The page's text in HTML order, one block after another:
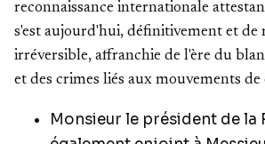
reconnaissance internationale
s'est aujourd'hui, définitivement et de
irréversible, affranchie de l'ère du
et des crimes liés aux mouvements de
Monsieur le président de la